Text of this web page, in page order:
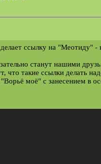
ссылку на "Меотиду" -
станут нашими
что такие ссылки делать
моё" с занесением в